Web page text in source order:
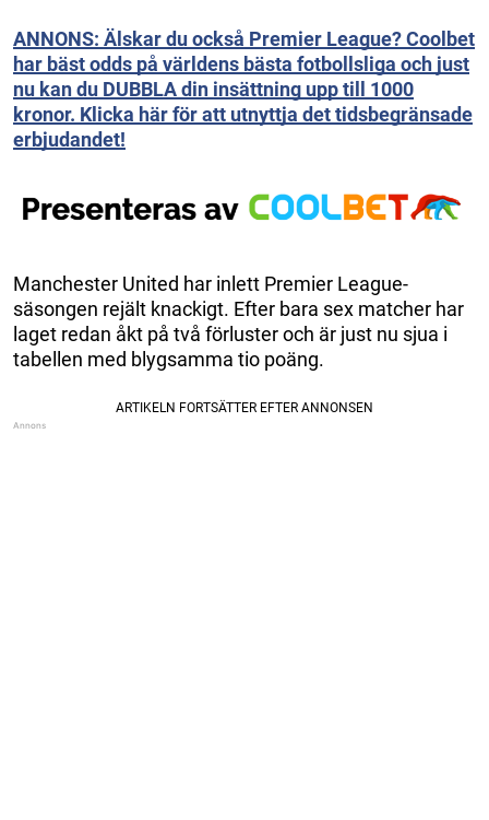
ANNONS: Älskar du också Premier League? Coolbet
har bäst odds på världens bästa fotbollsliga och just
nu kan du DUBBLA din insättning upp till 1000
kronor. Klicka här för att utnyttja det tidsbegränsade
erbjudandet!
Manchester United har inlett Premier League-
säsongen rejält knackigt. Efter bara sex matcher har
laget redan åkt på två förluster och är just nu sjua i
tabellen med blygsamma tio poäng.